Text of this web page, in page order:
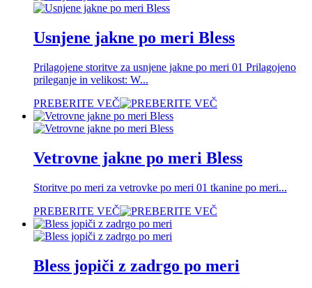
Usnjene jakne po meri Bless
Prilagojene storitve za usnjene jakne po meri 01 Prilagojeno
prileganje in velikost: W...
PREBERITE VEČ
Vetrovne jakne po meri Bless
Storitve po meri za vetrovke po meri 01 tkanine po meri...
PREBERITE VEČ
Bless jopiči z zadrgo po meri